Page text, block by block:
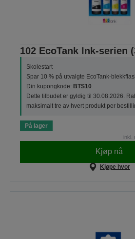
102 EcoTank Ink-serien
Skolestart
Spar 10 % på utvalgte EcoTank-
Din kupongkode: BTS10
Dette tilbudet er gyldig til 30.08.2026.
maksimalt tre av hvert produkt per
På lager
inkl.
Kjøp nå
Kjøpe hvor